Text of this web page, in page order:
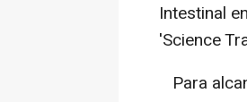
Intestinal
'Science
Para